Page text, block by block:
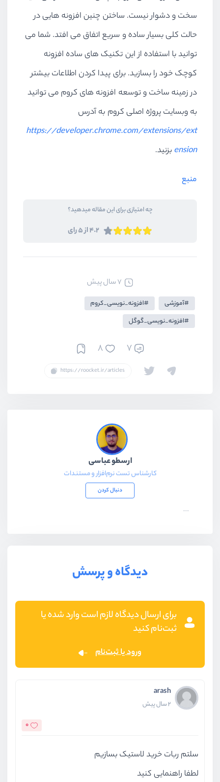
سخت و دشوار نیست. ساختن چنین افزونه هایی در
حالت کلی بسیار ساده و سریع اتفاق می افتد. شما می
توانید با استفاده از این تکنیک های ساده افزونه
کوچک خود را بسازید. برای پیدا کردن اطلاعات بیشتر
در زمینه ساخت و توسعه افزونه های کروم می توانید
به وبسایت پروژه اصلی کروم به آدرس
https://developer.chrome.com/extensions/ext
ensionبزنید.
منبع
چه امتیازی برای این مقاله میدهید؟
4.2 از 5 رای
7 سال پیش
آموزشی
افزونه_نویسی_کروم
افزونه_نویسی_گوگل
7
8
ارسطو عباسی
کارشناس تست نرم‌افزار و مستندات
دنبال کردن
...
دیدگاه و پرسش
برای ارسال دیدگاه لازم است وارد شده یا
ثبت‌نام کنید
ورود یا ثبت‌نام
arash
2 سال پیش
0
سلتم ربات خرید لاستیک بسازیم
لطفا راهنمایی کنید